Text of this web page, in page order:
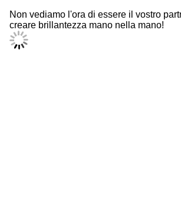
Non vediamo l'ora di essere il vostro
creare brillantezza mano nella mano!